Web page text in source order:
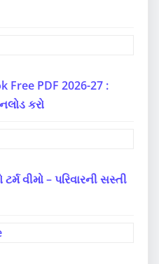
Free PDF 2026-27 :
કરો
વીમો – પરિવારની સસ્તી